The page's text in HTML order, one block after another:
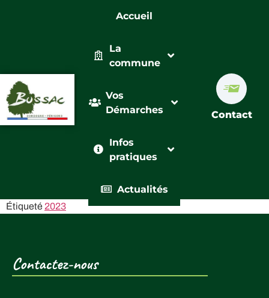
Accueil
La
commune
Vos
Démarches
Infos
pratiques
Actualités
Contact
Étiqueté 2023
Contactez-nous